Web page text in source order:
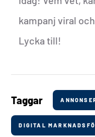
kampanj viral
Lycka till!
Taggar
DIGITAL